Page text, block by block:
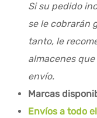
Si su pedido
se le cobrarán
tanto, le
almacenes
envío.
Marcas
Envíos a todo